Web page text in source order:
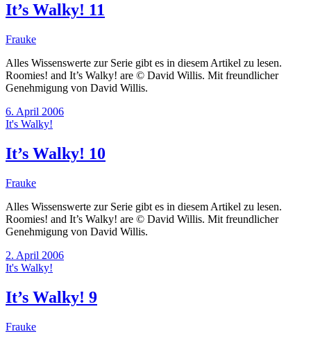
It’s Walky! 11
Frauke
Alles Wissenswerte zur Serie gibt es in diesem Artikel zu lesen.
Roomies! and It’s Walky! are © David Willis. Mit freundlicher
Genehmigung von David Willis.
6. April 2006
It's Walky!
It’s Walky! 10
Frauke
Alles Wissenswerte zur Serie gibt es in diesem Artikel zu lesen.
Roomies! and It’s Walky! are © David Willis. Mit freundlicher
Genehmigung von David Willis.
2. April 2006
It's Walky!
It’s Walky! 9
Frauke